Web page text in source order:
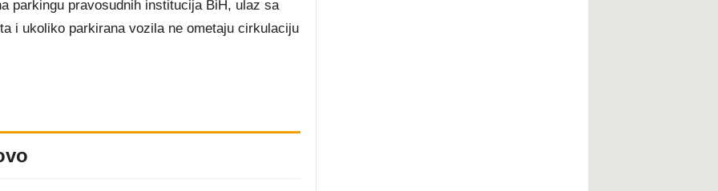
parkingu pravosudnih institucija BiH, ulaz sa
i ukoliko parkirana vozila ne ometaju cirkulaciju